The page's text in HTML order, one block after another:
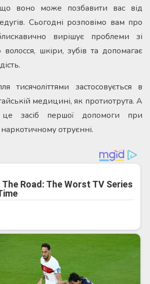
що воно може позбавити вас від
Сьогодні розповімо вам про
вирішує проблеми зі
шкіри, зубів та допомагає
тисячоліттями застосовується в
медицині, як протиотрута. А
засіб першої допомоги при
отруєнні.